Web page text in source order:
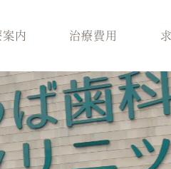
スタッフ紹介
医院環境
ブログ
案内
歯周病治療
ント治療 入れ歯
保険適用の
治療費用